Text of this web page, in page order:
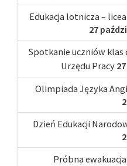
Edukacja lotnicza –
27
Spotkanie uczniów
Urzędu Pracy
Olimpiada Języka
Dzień Edukacji
Próbna